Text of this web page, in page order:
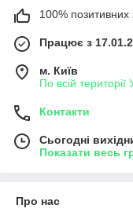
100% позитивних
Працює з
м. Київ
По всій території
Контакти
Сьогодні
Показати весь
Про нас